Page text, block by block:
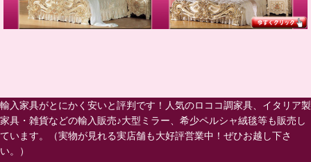
輸入家具がとにかく安いと評判です！人気のロココ調家具、イタリア製
家具・雑貨などの輸入販売♪大型ミラー、希少ペルシャ絨毯等も販売し
ています。（実物が見れる実店舗も大好評営業中！ぜひお越し下さ
い。）